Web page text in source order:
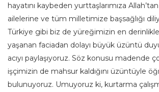
hayatını kaybeden yurttaşlarımıza
ailelerine ve tüm milletimize başsağlığı
Türkiye gibi biz de yüreğimizin en
yaşanan faciadan dolayı büyük üzüntü
acıyı paylaşıyoruz. Söz konusu madende
işçimizin de mahsur kaldığını üzüntüyle
bulunuyoruz. Umuyoruz ki, kurtarma